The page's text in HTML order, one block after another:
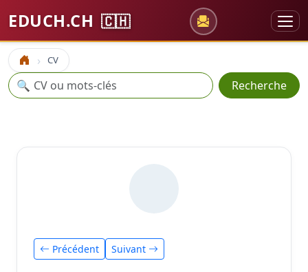
EDUCH.CH 🇨🇭
Accueil CV
Recherche
🔍 Recherche
Précédent Suivant